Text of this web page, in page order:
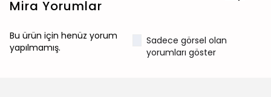
Mira Yorumlar
Bu ürün için henüz yorum
yapılmamış.
Sadece görsel olan
yorumları göster